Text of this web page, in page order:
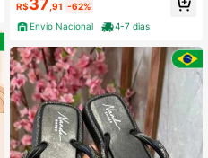
R$ ,91 -62%
Envio Nacional
4-7 dias